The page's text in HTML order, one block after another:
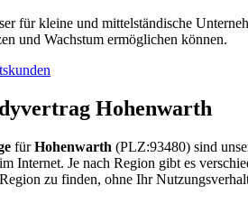
für kleine und mittelständische
und Wachstum ermöglichen können.
Hohenwarth
fürHohenwarth (PLZ:93480) sind
Internet. Je nach Region gibt es
zu finden, ohne Ihr